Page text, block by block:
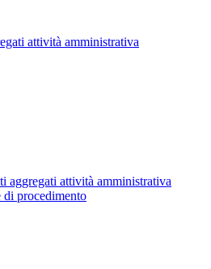
attività amministrativa
aggregati attività amministrativa
procedimento